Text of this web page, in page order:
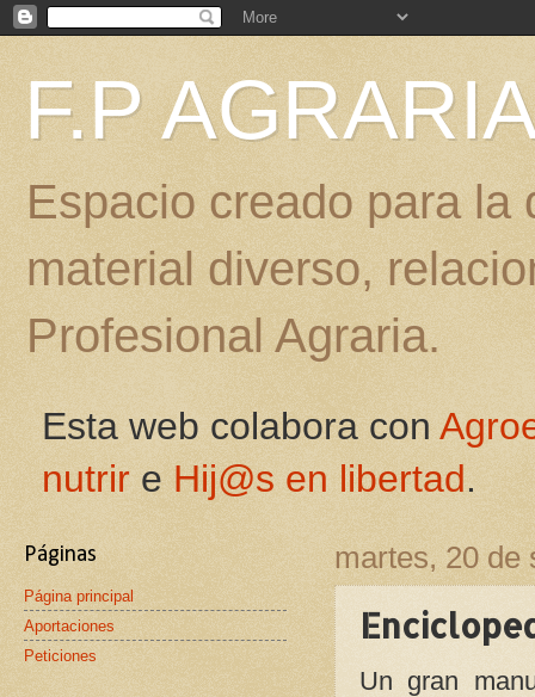
F.P
Espacio creado para
material diverso,
Profesional Agraria.
Esta web colabora con
nutrir e Hij@s en libertad.
martes, 20 de
Un gran
Páginas
Página principal
Aportaciones
Peticiones